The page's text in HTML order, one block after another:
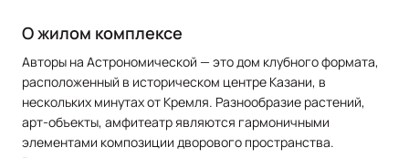
О жилом комплексе
Авторы на Астрономической — это дом клубного формата,
расположенный в историческом центре Казани, в
нескольких минутах от Кремля. Разнообразие растений,
арт-объекты, амфитеатр являются гармоничными
элементами композиции дворового пространства.